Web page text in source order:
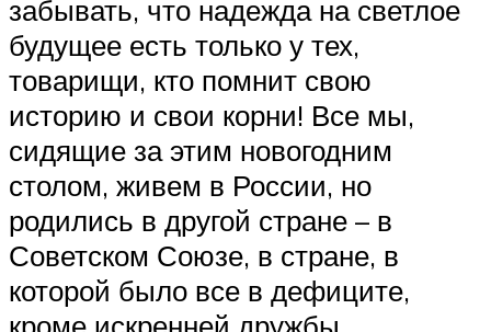
забывать, что надежда на светлое
будущее есть только у тех,
товарищи, кто помнит свою
историю и свои корни! Все мы,
сидящие за этим новогодним
столом, живем в России, но
родились в другой стране – в
Советском Союзе, в стране, в
которой было все в дефиците,